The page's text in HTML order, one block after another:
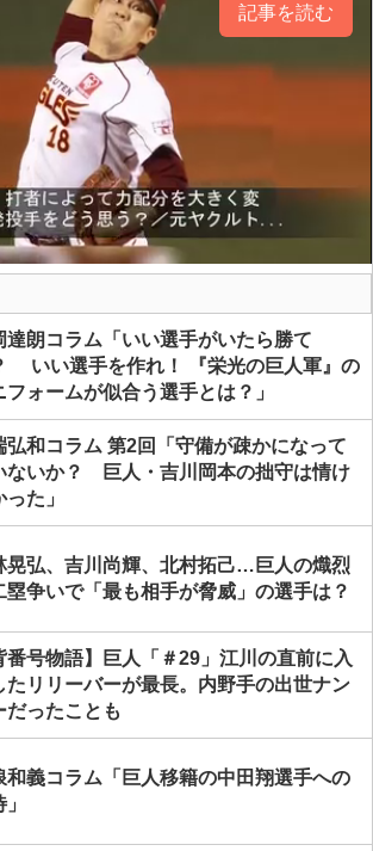
記事を読む
達朗コラム「いい選手がいたら勝て
いい選手を作れ！ 『栄光の巨人軍』の
フォームが似合う選手とは？」
弘和コラム 第2回「守備が疎かになって
ないか？ 巨人・吉川岡本の拙守は情け
た」
晃弘、吉川尚輝、北村拓己…巨人の熾烈
塁争いで「最も相手が脅威」の選手は？
番号物語】巨人「＃29」江川の直前に入
たリリーバーが最長。内野手の出世ナン
だったことも
和義コラム「巨人移籍の中田翔選手への